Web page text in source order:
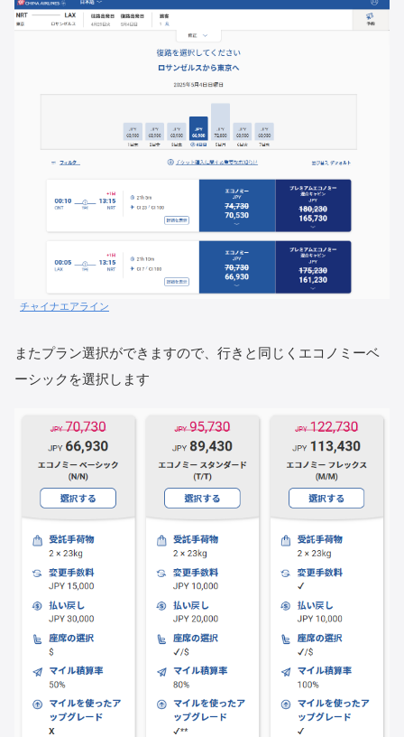
チャイナエアライン
またプラン選択ができますので、行きと同じくエコノミーベ
ーシックを選択します